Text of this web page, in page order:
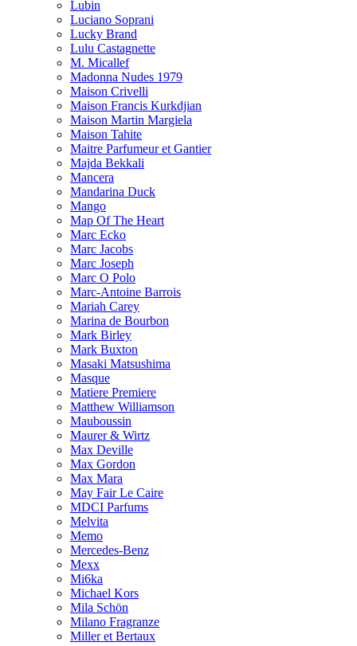
Lubin
Luciano Soprani
Lucky Brand
Lulu Castagnette
M. Micallef
Madonna Nudes 1979
Maison Crivelli
Maison Francis Kurkdjian
Maison Martin Margiela
Maison Tahite
Maitre Parfumeur et Gantier
Majda Bekkali
Mancera
Mandarina Duck
Mango
Map Of The Heart
Marc Ecko
Marc Jacobs
Marc Joseph
Marc O Polo
Marc-Antoine Barrois
Mariah Carey
Marina de Bourbon
Mark Birley
Mark Buxton
Masaki Matsushima
Masque
Matiere Premiere
Matthew Williamson
Mauboussin
Maurer & Wirtz
Max Deville
Max Gordon
Max Mara
May Fair Le Caire
MDCI Parfums
Melvita
Memo
Mercedes-Benz
Mexx
Mi6ka
Michael Kors
Mila Schön
Milano Fragranze
Miller et Bertaux